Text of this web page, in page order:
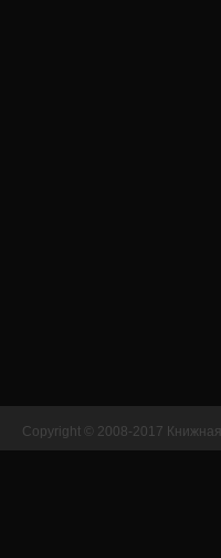
Copyright © 2008-2017